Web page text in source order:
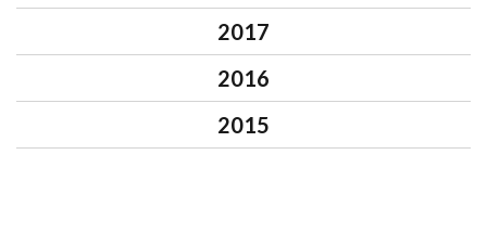
2017
2016
2015